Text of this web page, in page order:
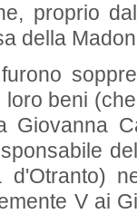
proprio
della
beni
Giovanna
d'Otranto)
V ai